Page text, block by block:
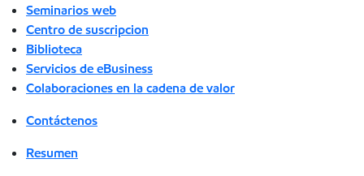
Seminarios web
Centro de suscripcion
Biblioteca
Servicios de eBusiness
Colaboraciones en la cadena de valor
Contáctenos
Resumen